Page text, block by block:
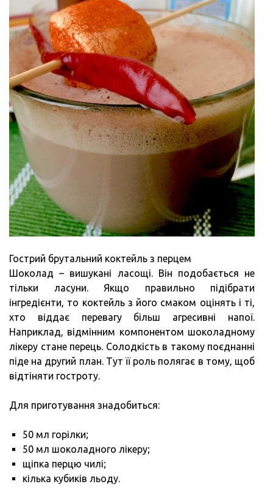
Гострий брутальний коктейль з перцем
Шоколад – вишукані ласощі. Він подобається не
тільки ласуни. Якщо правильно підібрати
інгредієнти, то коктейль з його смаком оцінять і ті,
хто віддає перевагу більш агресивні напої.
Наприклад, відмінним компонентом шоколадному
лікеру стане перець. Солодкість в такому поєднанні
піде на другий план. Тут її роль полягає в тому, щоб
відтіняти гостроту.
Для приготування знадобиться:
50 мл горілки;
50 мл шоколадного лікеру;
щіпка перцю чилі;
кілька кубиків льоду.